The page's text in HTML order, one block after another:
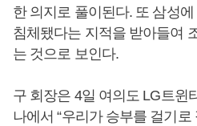
한 의지로 풀이된다. 또 삼성
침체됐다는 지적을 받아들여
는 것으로 보인다.
구 회장은 4일 여의도 LG트윈
나에서 “우리가 승부를 걸기